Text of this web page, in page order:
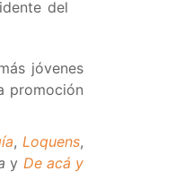
del
jóvenes
promoción
,Loquens,
y De acá y